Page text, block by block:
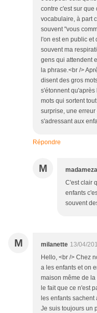
contre c'est sur
vocabulaire, à part
souvent "vous
l'on est en public
souvent ma
gens qui attendent
la phrase.<br />
disent des gros
s'étonnent
mots qui sortent
surprise, une
s'adressant aux
Répondre
M
C'est clair
enfants
souvent
M milanette 13/04/
Hello, <br /> Chez
a les enfants et on
maison même de
le fait que ce n'est
les enfants
Je suis toujours un